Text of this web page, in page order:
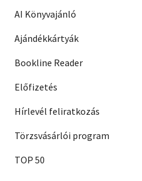
AI Könyvajánló
Ajándékkártyák
Bookline Reader
Előfizetés
Hírlevél feliratkozás
Törzsvásárlói program
TOP 50